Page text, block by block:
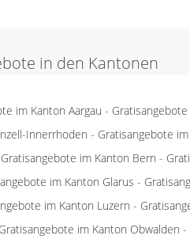
in den Kantonen
im Kanton Aargau -
Innerrhoden - Gratisangebote
Gratisangebote im Kanton Bern -
im Kanton Glarus -
im Kanton Luzern -
Gratisangebote im Kanton Obwalden -